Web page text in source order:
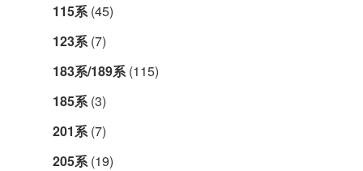
115系(45)
123系(7)
183系/189系(115)
185系(3)
201系(7)
205系(19)